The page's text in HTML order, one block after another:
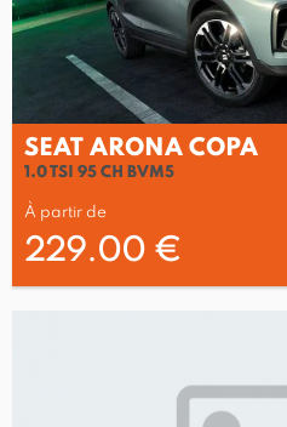
SEAT ARONA COPA
1.0 TSI 95 CH BVM5
À partir de
229.00 €